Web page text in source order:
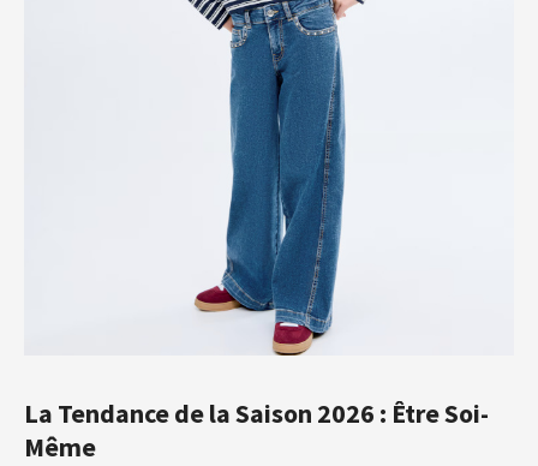
La Tendance de la Saison 2026 : Être Soi-
Même